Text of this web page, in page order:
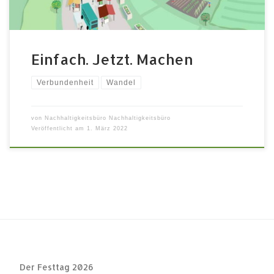
Einfach. Jetzt. Machen
Verbundenheit Wandel
von Nachhaltigkeitsbüro Nachhaltigkeitsbüro
Veröffentlicht am
1. März 2022
Der Festtag 2026